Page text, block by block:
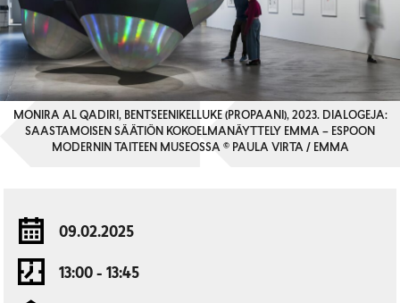
MONIRA AL QADIRI, BENTSEENIKELLUKE (PROPAANI), 2023. DIALOGEJA:
SAASTAMOISEN SÄÄTIÖN KOKOELMANÄYTTELY EMMA – ESPOON
MODERNIN TAITEEN MUSEOSSA © PAULA VIRTA / EMMA
09.02.2025
13:00 - 13:45